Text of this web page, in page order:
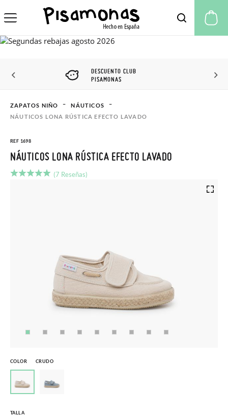
DESCUENTO CLUB
PISAMONAS
ZAPATOS NIÑO
NÁUTICOS
NÁUTICOS LONA RÚSTICA EFECTO LAVADO
REF 1698
NÁUTICOS LONA RÚSTICA EFECTO LAVADO
(7 Reseñas)
COLOR CRUDO
TALLA